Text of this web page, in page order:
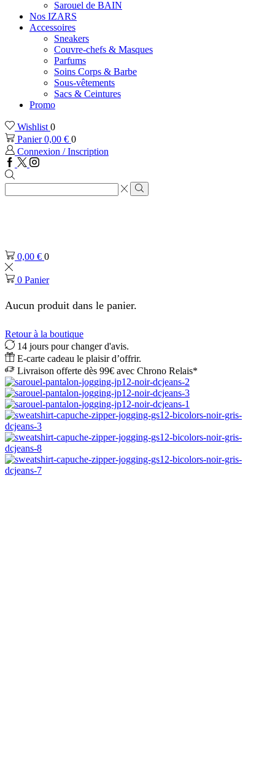
Sarouel de BAIN
Nos IZARS
Accessoires
Sneakers
Couvre-chefs & Masques
Parfums
Soins Corps & Barbe
Sous-vêtements
Sacs & Ceintures
Promo
Wishlist 0
Panier0,00 € 0
Connexion / Inscription
Facebook
TwitterInstagram
Zone
de
Rechercher
0,00 € 0
0 Panier
Aucun produit dans le panier.
Retour à la boutique
14 jours pour changer d'avis.
E-carte cadeau le plaisir d’offrir.
Livraison offerte dès 99€ avec Chrono Relais*